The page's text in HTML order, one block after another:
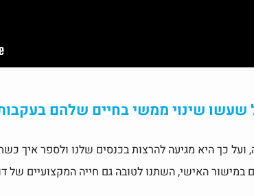
שעשו שינוי ממשי בחיים שלהם
כך היא מגיעה להרצות בכנסים שלנו ולספר איך
האישי, השתנו לטובה גם חייה המקצועיים של